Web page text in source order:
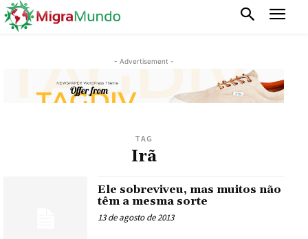
- Advertisement -
TAG
Irã
Ele sobreviveu, mas muitos não
têm a mesma sorte
13 de agosto de 2013